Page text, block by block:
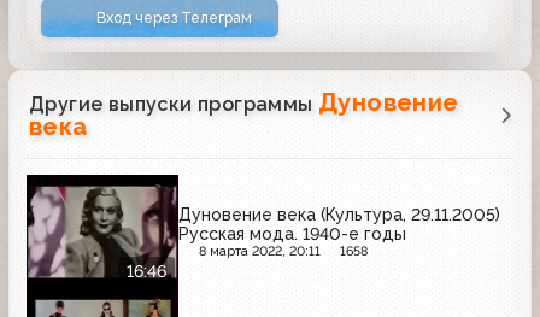
Вход через Телеграм
Другие выпуски программы Дуновение
века
16:46
Дуновение века (Культура, 29.11.2005)
Русская мода. 1940-е годы
8 марта 2022, 20:11 1658